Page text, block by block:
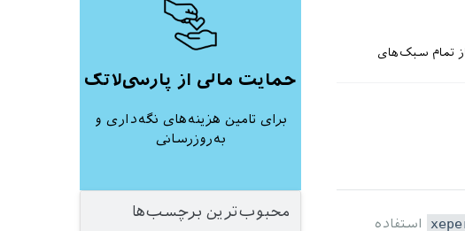
تمام سبک‌های
استفاده
حمایت مالی از پارسی‌لاتک
برای تامین هزینه‌های نگه‌داری و
به‌روزرسانی
محبوب‌ترین برچسب‌ها